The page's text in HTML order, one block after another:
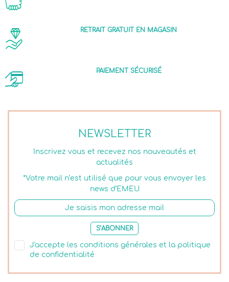
NEWSLETTER
Inscrivez vous et recevez nos nouveautés et
actualités
*Votre mail n’est utilisé que pour vous envoyer les
news d’EMEU
S’ABONNER
J'accepte les conditions générales et la politique
de confidentialité
RETRAIT GRATUIT EN MAGASIN
PAIEMENT SÉCURISÉ